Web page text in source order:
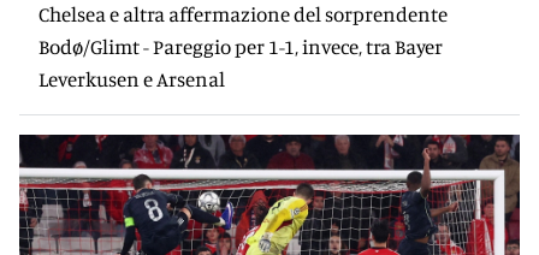
Chelsea e altra affermazione del sorprendente
Bodø/Glimt - Pareggio per 1-1, invece, tra Bayer
Leverkusen e Arsenal